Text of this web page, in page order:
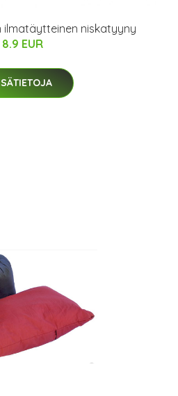
ilmatäytteinen niskatyyny
8.9 EUR